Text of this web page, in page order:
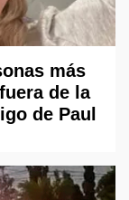
más
de la
de Paul